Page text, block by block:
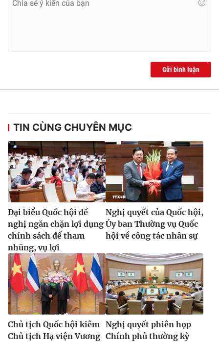
® Cấm sao chép dưới mọi hình thức nếu không có sự chấp
thông tin từ website này.
Gửi bình luận
TIN CÙNG CHUYÊN MỤC
Đại biểu Quốc hội đề
nghị ngăn chặn lợi dụng
chính sách để tham
nhũng, vụ lợi
Nghị quyết của Quốc hội,
Ủy ban Thường vụ Quốc
hội về công tác nhân sự
Chủ tịch Quốc hội kiêm
Chủ tịch Hạ viện Vương
Nghị quyết phiên họp
Chính phủ thường kỳ